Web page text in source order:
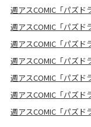
週アスCOMIC「パズ
週アスCOMIC「パズ
週アスCOMIC「パズ
週アスCOMIC「パズ
週アスCOMIC「パズ
週アスCOMIC「パズ
週アスCOMIC「パズ